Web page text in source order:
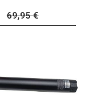
69,95 €